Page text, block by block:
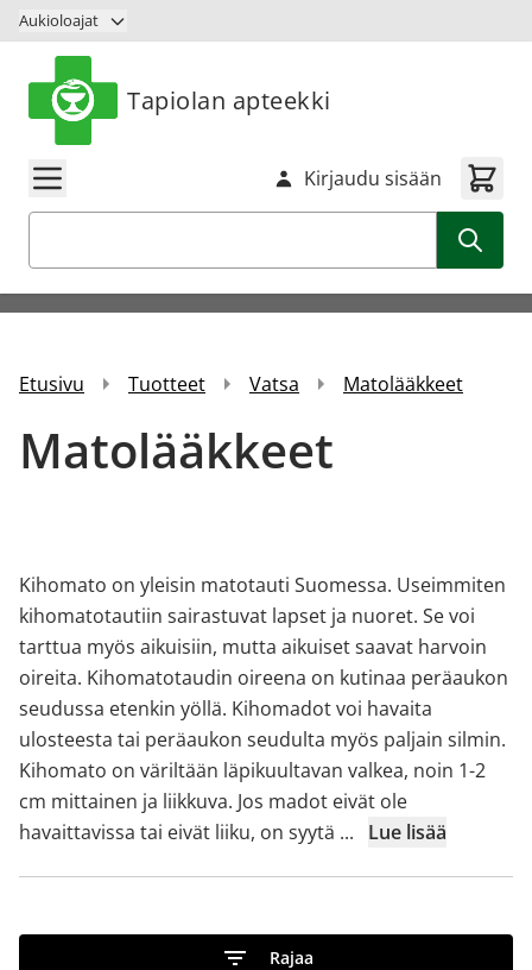
Siirry sisältöön
Aukioloajat
Tapiolan apteekki
Kirjaudu sisään
Etusivu Tuotteet Vatsa Matolääkkeet
Matolääkkeet
Kihomato on yleisin matotauti Suomessa. Useimmiten
kihomatotautiin sairastuvat lapset ja nuoret. Se voi
tarttua myös aikuisiin, mutta aikuiset saavat harvoin
oireita. Kihomatotaudin oireena on kutinaa peräaukon
seudussa etenkin yöllä. Kihomadot voi havaita
ulosteesta tai peräaukon seudulta myös paljain silmin.
Kihomato on väriltään läpikuultavan valkea, noin 1-2
cm mittainen ja liikkuva. Jos madot eivät ole
havaittavissa tai eivät liiku, on syytä ... Lue lisää
Rajaa